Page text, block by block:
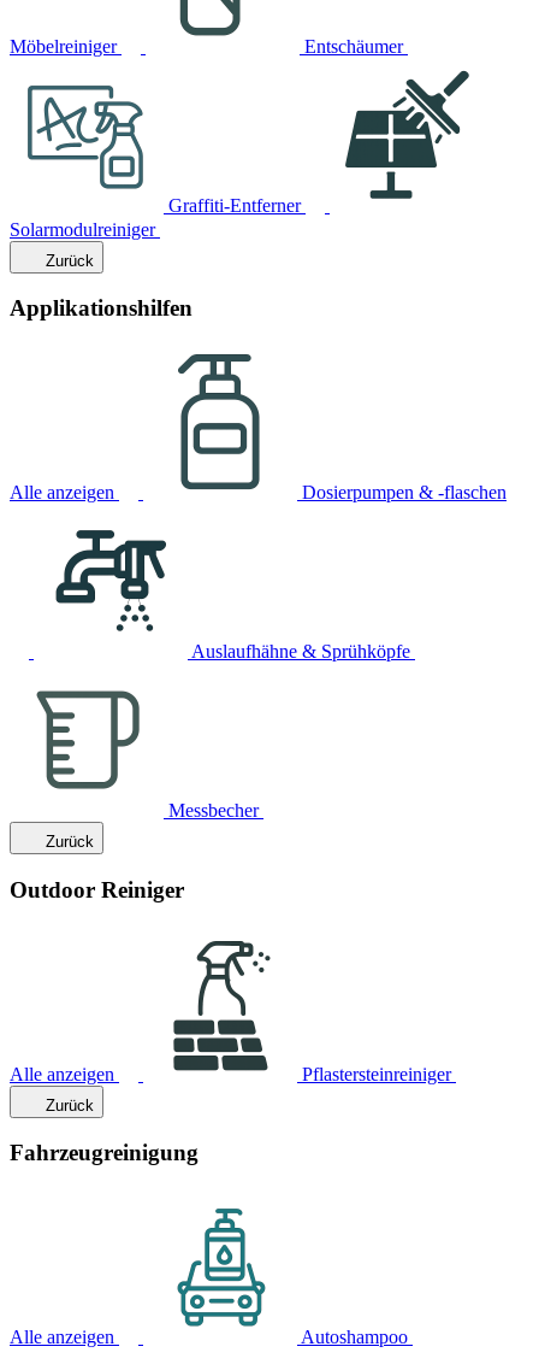
Möbelreiniger Entschäumer
Graffiti-Entferner
Solarmodulreiniger
Zurück
Applikationshilfen
Alle anzeigen Dosierpumpen & -flaschen
Auslaufhähne & Sprühköpfe
Messbecher
Zurück
Outdoor Reiniger
Alle anzeigen Pflastersteinreiniger
Zurück
Fahrzeugreinigung
Alle anzeigen Autoshampoo